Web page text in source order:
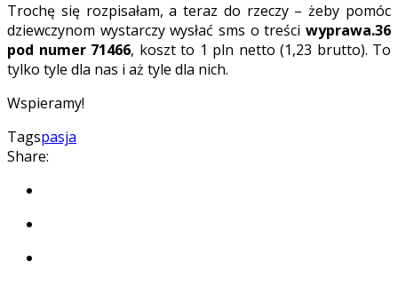
Trochę się rozpisałam, a teraz do rzeczy – żeby pomóc
dziewczynom wystarczy wysłać sms o treści wyprawa.36
pod numer 71466, koszt to 1 pln netto (1,23 brutto). To
tylko tyle dla nas i aż tyle dla nich.
Wspieramy!
Tagspasja
Share: